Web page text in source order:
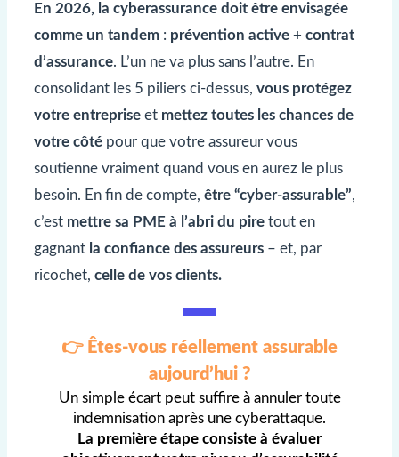
En 2026, la cyberassurance doit être envisagée
comme un tandem : prévention active + contrat
d’assurance. L’un ne va plus sans l’autre. En
consolidant les 5 piliers ci-dessus,vous protégez
votre entreprise et mettez toutes les chances de
votre côté pour que votre assureur vous
soutienne vraiment quand vous en aurez le plus
besoin. En fin de compte,être “cyber-assurable”,
c’est mettre sa PME à l’abri du pire tout en
gagnant la confiance des assureurs – et, par
ricochet,celle de vos clients.
👉 Êtes-vous réellement assurable
aujourd’hui ?
Un simple écart peut suffire à annuler toute
indemnisation après une cyberattaque.
La première étape consiste à évaluer